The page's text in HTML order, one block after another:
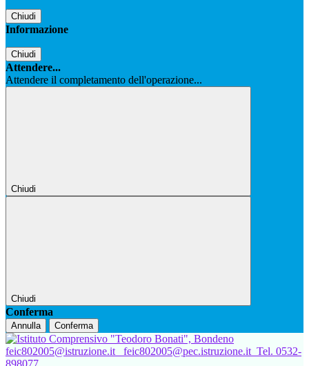
Chiudi
Informazione
Chiudi
Attendere...
Attendere il completamento dell'operazione...
Chiudi
Chiudi
Conferma
Annulla Conferma
feic802005@istruzione.it feic802005@pec.istruzione.it Tel. 0532-